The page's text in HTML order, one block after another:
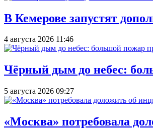
В Кемерове запустят
4 августа 2026 11:46
Чёрный дым до небес:
5 августа 2026 09:27
«Москва» потребовала